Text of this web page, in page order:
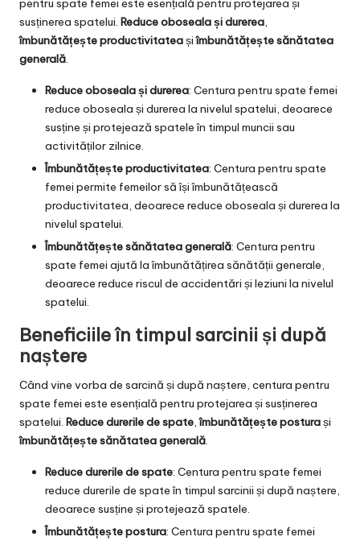
pentru spate femei este esențială pentru protejarea și
susținerea spatelui. Reduce oboseala și durerea,
îmbunătățește productivitateașiîmbunătățește sănătatea
generală.
Reduce oboseala și durerea: Centura pentru spate femei
reduce oboseala și durerea la nivelul spatelui, deoarece
susține și protejează spatele în timpul muncii sau
activităților zilnice.
Îmbunătățește productivitatea: Centura pentru spate
femei permite femeilor să își îmbunătățească
productivitatea, deoarece reduce oboseala și durerea la
nivelul spatelui.
Îmbunătățește sănătatea generală: Centura pentru
spate femei ajută la îmbunătățirea sănătății generale,
deoarece reduce riscul de accidentări și leziuni la nivelul
spatelui.
Beneficiile în timpul sarcinii și după
naștere
Când vine vorba de sarcină și după naștere, centura pentru
spate femei este esențială pentru protejarea și susținerea
spatelui. Reduce durerile de spate,îmbunătățește posturași
îmbunătățește sănătatea generală.
Reduce durerile de spate: Centura pentru spate femei
reduce durerile de spate în timpul sarcinii și după naștere,
deoarece susține și protejează spatele.
Îmbunătățește postura: Centura pentru spate femei